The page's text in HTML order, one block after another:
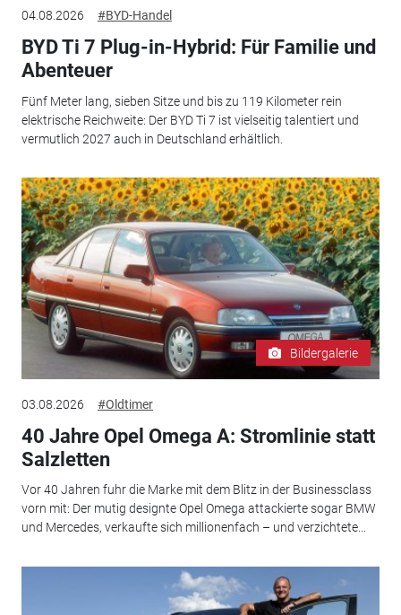
04.08.2026 #BYD-Handel
BYD Ti 7 Plug-in-Hybrid: Für Familie und
Abenteuer
Fünf Meter lang, sieben Sitze und bis zu 119 Kilometer rein
elektrische Reichweite: Der BYD Ti 7 ist vielseitig talentiert und
vermutlich 2027 auch in Deutschland erhältlich.
Bildergalerie
03.08.2026 #Oldtimer
40 Jahre Opel Omega A: Stromlinie statt
Salzletten
Vor 40 Jahren fuhr die Marke mit dem Blitz in der Businessclass
vorn mit: Der mutig designte Opel Omega attackierte sogar BMW
und Mercedes, verkaufte sich millionenfach – und verzichtete...